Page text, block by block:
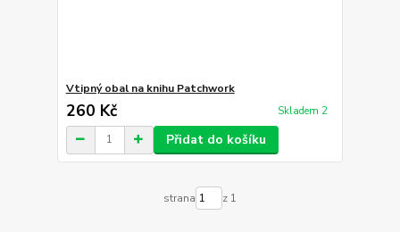
Vtipný obal na knihu Patchwork
260 Kč Skladem 2
Přidat do košíku
strana z 1